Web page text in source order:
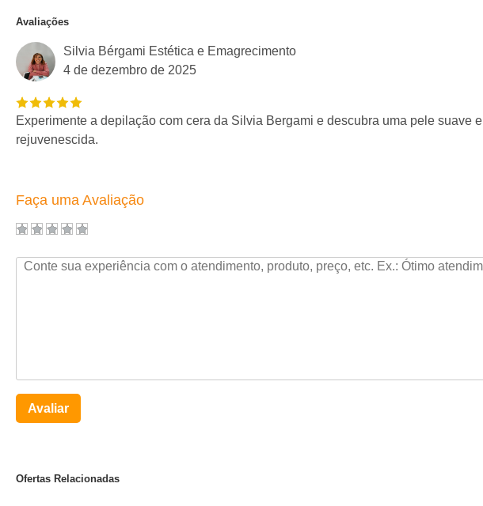
Avaliações
Silvia Bérgami Estética e Emagrecimento
4 de dezembro de 2025
Experimente a depilação com cera da Silvia Bergami e descubra uma pele suave e
rejuvenescida.
Faça uma Avaliação
Avaliar
Ofertas Relacionadas